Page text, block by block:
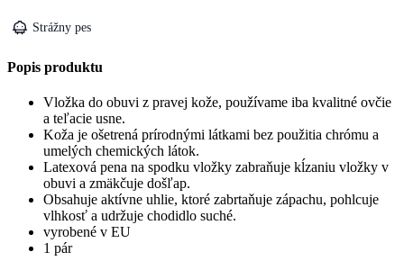
Strážny pes
Popis produktu
Vložka do obuvi z pravej kože, používame iba kvalitné ovčie
a teľacie usne.
Koža je ošetrená prírodnými látkami bez použitia chrómu a
umelých chemických látok.
Latexová pena na spodku vložky zabraňuje kĺzaniu vložky v
obuvi a zmäkčuje došľap.
Obsahuje aktívne uhlie, ktoré zabrtaňuje zápachu, pohlcuje
vlhkosť a udržuje chodidlo suché.
vyrobené v EU
1 pár